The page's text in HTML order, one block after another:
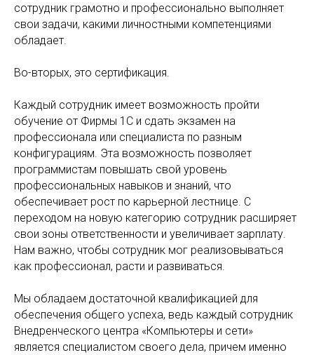
сотрудник грамотно и профессионально выполняет
свои задачи, какими личностными компетенциями
обладает.
Во-вторых, это сертификация.
Каждый сотрудник имеет возможность пройти
обучение от Фирмы 1С и сдать экзамен на
профессионала или специалиста по разным
конфигурациям. Эта возможность позволяет
программистам повышать свой уровень
профессиональных навыков и знаний, что
обеспечивает рост по карьерной лестнице. С
переходом на новую категорию сотрудник расширяет
свои зоны ответственности и увеличивает зарплату.
Нам важно, чтобы сотрудник мог реализовываться
как профессионал, расти и развиваться.
Мы обладаем достаточной квалификацией для
обеспечения общего успеха, ведь каждый сотрудник
Внедренческого центра «Компьютеры и сети»
является специалистом своего дела, причем именно